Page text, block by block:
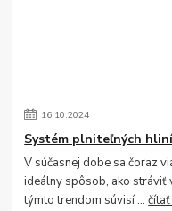
16.10.2024
Systém plniteľných
V súčasnej dobe sa čoraz
ideálny spôsob, ako stráviť
týmto trendom súvisí ...